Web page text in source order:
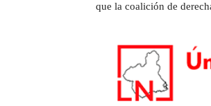
que la coalición de